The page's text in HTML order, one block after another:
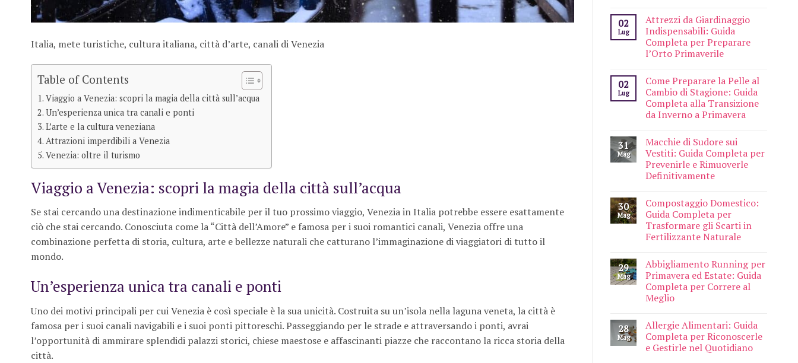
Italia, mete turistiche, cultura italiana, città d’arte, canali di Venezia
Table of Contents
Viaggio a Venezia: scopri la magia della città sull’acqua
Un’esperienza unica tra canali e ponti
L’arte e la cultura veneziana
Attrazioni imperdibili a Venezia
Venezia: oltre il turismo
Viaggio a Venezia: scopri la magia della città sull’acqua
Se stai cercando una destinazione indimenticabile per il tuo prossimo viaggio, Venezia in Italia potrebbe essere esattamente
ciò che stai cercando. Conosciuta come la “Città dell’Amore” e famosa per i suoi romantici canali, Venezia offre una
combinazione perfetta di storia, cultura, arte e bellezze naturali che catturano l’immaginazione di viaggiatori di tutto il
mondo.
Un’esperienza unica tra canali e ponti
Uno dei motivi principali per cui Venezia è così speciale è la sua unicità. Costruita su un’isola nella laguna veneta, la città è
famosa per i suoi canali navigabili e i suoi ponti pittoreschi. Passeggiando per le strade e attraversando i ponti, avrai
l’opportunità di ammirare splendidi palazzi storici, chiese maestose e affascinanti piazze che raccontano la ricca storia della
città.
02
Lug
Attrezzi da Giardinaggio
Indispensabili: Guida
Completa per Preparare
l’Orto Primaverile
02
Lug
Come Preparare la Pelle al
Cambio di Stagione: Guida
Completa alla Transizione
da Inverno a Primavera
31
Mag
Macchie di Sudore sui
Vestiti: Guida Completa per
Prevenirle e Rimuoverle
Definitivamente
30
Mag
Compostaggio Domestico:
Guida Completa per
Trasformare gli Scarti in
Fertilizzante Naturale
29
Mag
Abbigliamento Running per
Primavera ed Estate: Guida
Completa per Correre al
Meglio
28
Mag
Allergie Alimentari: Guida
Completa per Riconoscerle
e Gestirle nel Quotidiano